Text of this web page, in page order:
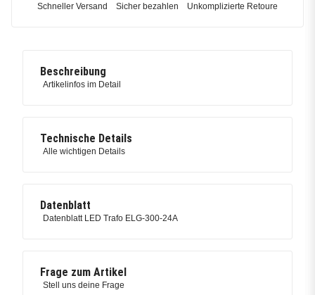
Schneller Versand Sicher bezahlen Unkomplizierte Retoure
Beschreibung
Artikelinfos im Detail
Technische Details
Alle wichtigen Details
Datenblatt
Datenblatt LED Trafo ELG-300-24A
Frage zum Artikel
Stell uns deine Frage